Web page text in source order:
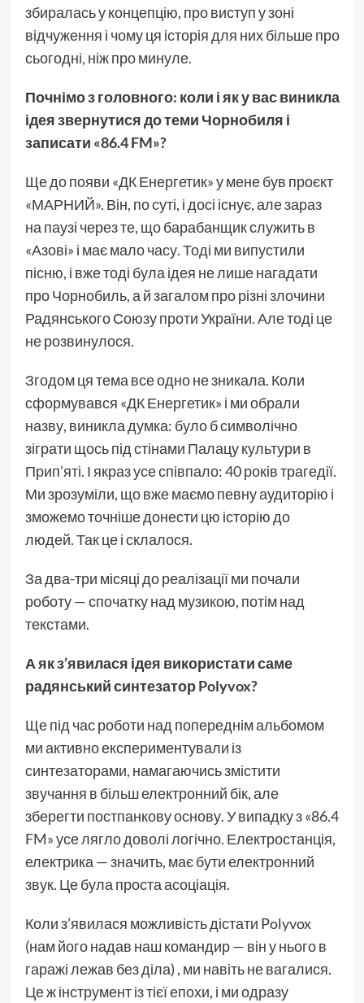
збиралась у концепцію, про виступ у зоні
відчуження і чому ця історія для них більше про
сьогодні, ніж про минуле.
Почнімо з головного: коли і як у вас виникла
ідея звернутися до теми Чорнобиля і
записати «86.4 FM»?
Ще до появи «ДК Енергетик» у мене був проєкт
«МАРНИЙ». Він, по суті, і досі існує, але зараз
на паузі через те, що барабанщик служить в
«Азові» і має мало часу. Тоді ми випустили
пісню, і вже тоді була ідея не лише нагадати
про Чорнобиль, а й загалом про різні злочини
Радянського Союзу проти України. Але тоді це
не розвинулося.
Згодом ця тема все одно не зникала. Коли
сформувався «ДК Енергетик» і ми обрали
назву, виникла думка: було б символічно
зіграти щось під стінами Палацу культури в
Прип’яті. І якраз усе співпало: 40 років трагедії.
Ми зрозуміли, що вже маємо певну аудиторію і
зможемо точніше донести цю історію до
людей. Так це і склалося.
За два-три місяці до реалізації ми почали
роботу — спочатку над музикою, потім над
текстами.
А як з’явилася ідея використати саме
радянський синтезатор Polyvox?
Ще під час роботи над попереднім альбомом
ми активно експериментували із
синтезаторами, намагаючись змістити
звучання в більш електронний бік, але
зберегти постпанкову основу. У випадку з «86.4
FM» усе лягло доволі логічно. Електростанція,
електрика — значить, має бути електронний
звук. Це була проста асоціація.
Коли з’явилася можливість дістати Polyvox
(нам його надав наш командир — він у нього в
гаражі лежав без діла) , ми навіть не вагалися.
Це ж інструмент із тієї епохи, і ми одразу